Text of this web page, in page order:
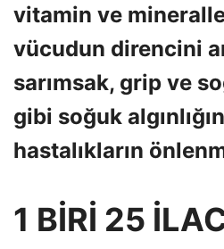
vitamin ve
vücudun direncini
sarımsak, grip ve
gibi soğuk
hastalıkların
1 BİRİ 25